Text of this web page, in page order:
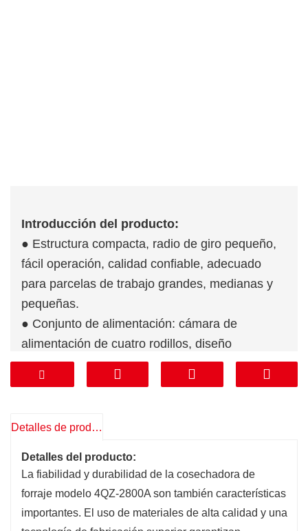
Introducción del producto:
● Estructura compacta, radio de giro pequeño,
fácil operación, calidad confiable, adecuado
para parcelas de trabajo grandes, medianas y
pequeñas.
● Conjunto de alimentación: cámara de
alimentación de cuatro rodillos, diseño
segmentado, mantenimiento más conveniente,
dispositivo de alimentación de sujeción vertical,
polea de alimentación con función positiva y
de escupido, la eficiencia del trabajo se mejora
enormemente.
● Conjunto de corte: dispositivo de corte de
disco, que utiliza un cortador tipo hoja de sierra
Detalles de producto
Detalles del producto:
La fiabilidad y durabilidad de la cosechadora de
forraje modelo 4QZ-2800A son también características
importantes. El uso de materiales de alta calidad y una